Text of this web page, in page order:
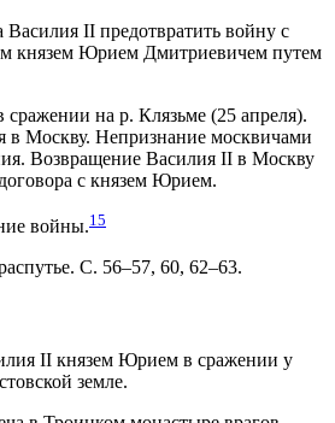
II предотвратить войну с
князем Юрием Дмитриевичем путем
на р. Клязьме (25 апреля).
в Москву. Непризнание москвичами
Возвращение Василия II в Москву
с князем Юрием.
войны.15
С. 56–57, 60, 62–63.
II князем Юрием в сражении у
земле.